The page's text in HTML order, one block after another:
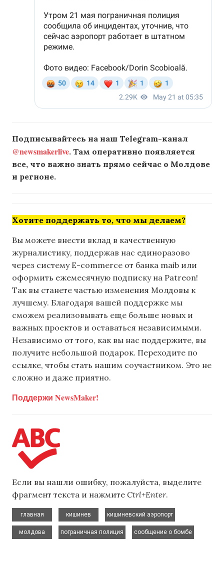
Подписывайтесь на наш Telegram-канал
@newsmakerlive. Там оперативно появляется
все, что важно знать прямо сейчас о Молдове
и регионе.
Хотите поддержать то, что мы делаем?
Вы можете внести вклад в качественную
журналистику, поддержав нас единоразово
через систему E-commerce от банка maib или
оформить ежемесячную подписку на Patreon!
Так вы станете частью изменения Молдовы к
лучшему. Благодаря вашей поддержке мы
сможем реализовывать еще больше новых и
важных проектов и оставаться независимыми.
Независимо от того, как вы нас поддержите, вы
получите небольшой подарок. Переходите по
ссылке, чтобы стать нашим соучастником. Это не
сложно и даже приятно.
Поддержи NewsMaker!
Если вы нашли ошибку, пожалуйста, выделите
фрагмент текста и нажмите Ctrl+Enter.
главная
кишинев
кишиневский аэропорт
молдова
пограничная полиция
сообщение о бомбе